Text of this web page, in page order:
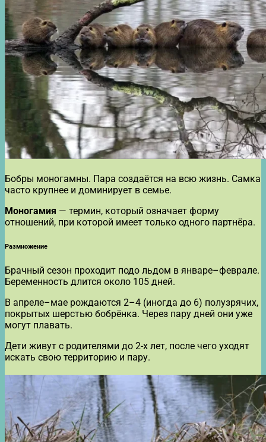
Бобры моногамны. Пара создаётся на всю жизнь. Самка
часто крупнее и доминирует в семье.
Моногамия — термин, который означает форму
отношений, при которой имеет только одного партнёра.
Размножение
Брачный сезон проходит подо льдом в январе–феврале.
Беременность длится около 105 дней.
В апреле–мае рождаются 2–4 (иногда до 6) полузрячих,
покрытых шерстью бобрёнка. Через пару дней они уже
могут плавать.
Дети живут с родителями до 2-х лет, после чего уходят
искать свою территорию и пару.